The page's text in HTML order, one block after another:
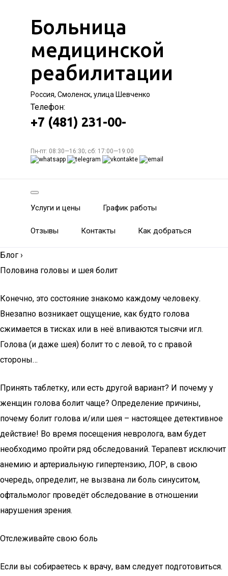
Больница
медицинской
реабилитации
Россия, Смоленск, улица Шевченко
Телефон:
+7 (481) 231-00-
Пн-пт: 08:30—16:30; сб: 17:00—19:00
Услуги и цены График работы
Отзывы Контакты Как добраться
Блог ›
Половина головы и шея болит
Конечно, это состояние знакомо каждому человеку.
Внезапно возникает ощущение, как будто голова
сжимается в тисках или в неё впиваются тысячи игл.
Голова (и даже шея) болит то с левой, то с правой
стороны…
Принять таблетку, или есть другой вариант? И почему у
женщин голова болит чаще? Определение причины,
почему болит голова и/или шея – настоящее детективное
действие! Во время посещения невролога, вам будет
необходимо пройти ряд обследований. Терапевт исключит
анемию и артериальную гипертензию, ЛОР, в свою
очередь, определит, не вызвана ли боль синуситом,
офтальмолог проведёт обследование в отношении
нарушения зрения.
Отслеживайте свою боль
Если вы собираетесь к врачу, вам следует подготовиться.